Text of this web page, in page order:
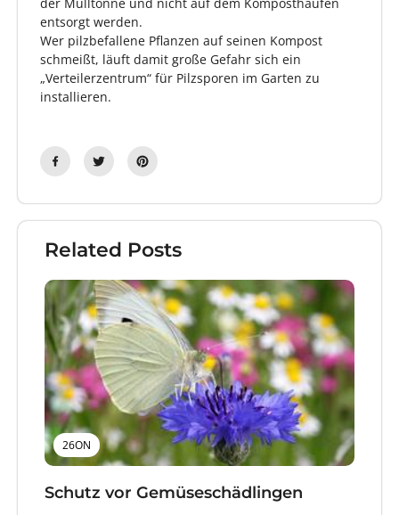
entsorgt werden.
Wer pilzbefallene Pflanzen auf seinen Kompost
schmeißt, läuft damit große Gefahr sich ein
„Verteilerzentrum“ für Pilzsporen im Garten zu
installieren.
Related Posts
26ON
Schutz vor Gemüseschädlingen